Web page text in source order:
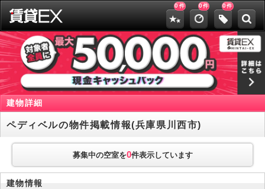
0 件 0件 0件
建物詳細
ペディベルの物件掲載情報(兵庫県川西市)
募集中の空室を0件表示しています
建物情報